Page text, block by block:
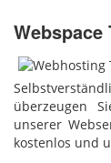
Webspace
überzeugen
unserer
kostenlos und